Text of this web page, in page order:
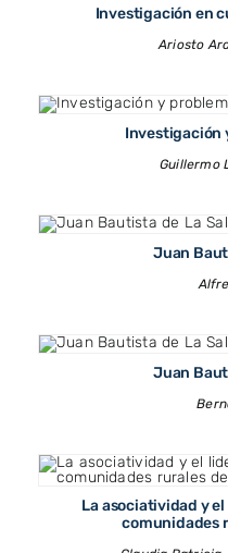
Investigación en
Ariosto
Investigación
Guillermo
Juan
Juan
La asociatividad y
comunidades